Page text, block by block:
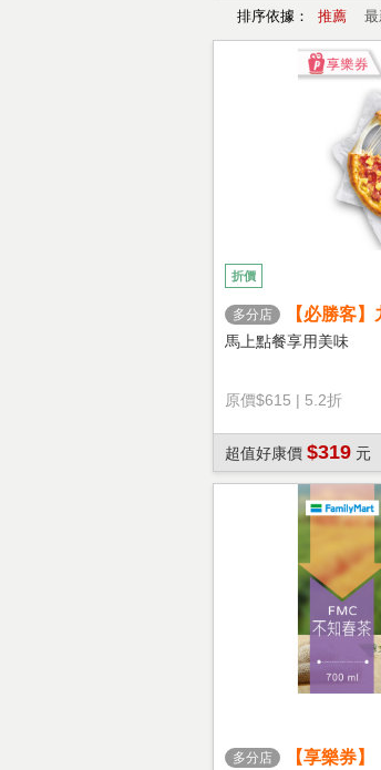
排序依據： 推薦 最
折價
多分店
【必勝客
心餅皮】享
馬上點餐享用美味
原價$615 | 5.2折
超值好康價 $319 元
多分店
【享樂券